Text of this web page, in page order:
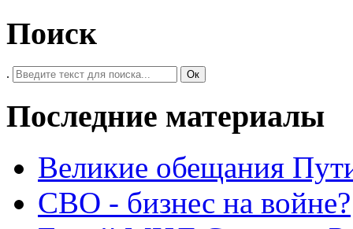
Поиск
. Ок
Последние материалы
Великие обещания
СВО - бизнес на войне?